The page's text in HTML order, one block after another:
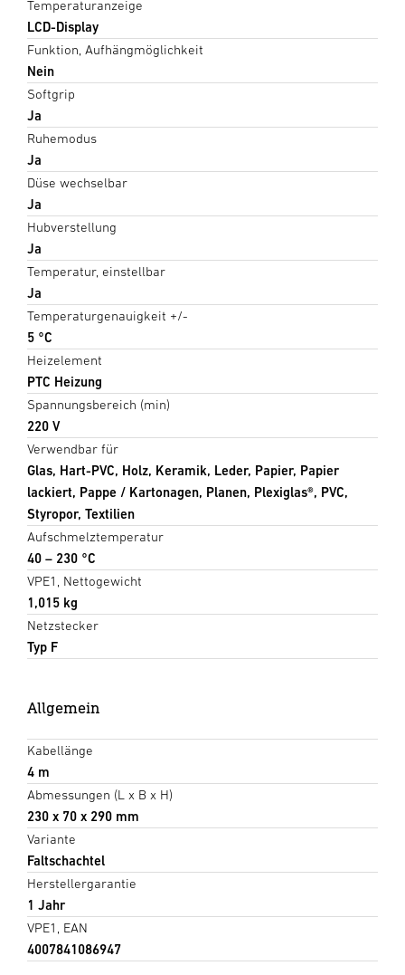
Temperaturanzeige
LCD-Display
Funktion, Aufhängmöglichkeit
Nein
Softgrip
Ja
Ruhemodus
Ja
Düse wechselbar
Ja
Hubverstellung
Ja
Temperatur, einstellbar
Ja
Temperaturgenauigkeit +/-
5 °C
Heizelement
PTC Heizung
Spannungsbereich (min)
220 V
Verwendbar für
Glas, Hart-PVC, Holz, Keramik, Leder, Papier, Papier
lackiert, Pappe / Kartonagen, Planen, Plexiglas®, PVC,
Styropor, Textilien
Aufschmelztemperatur
40 – 230 °C
VPE1, Nettogewicht
1,015 kg
Netzstecker
Typ F
Allgemein
Kabellänge
4 m
Abmessungen (L x B x H)
230 x 70 x 290 mm
Variante
Faltschachtel
Herstellergarantie
1 Jahr
VPE1, EAN
4007841086947